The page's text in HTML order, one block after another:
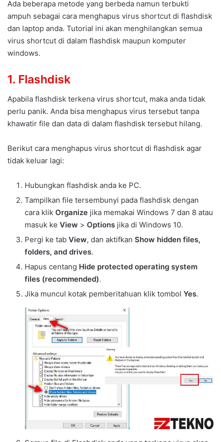
Ada beberapa metode yang berbeda namun terbukti
ampuh sebagai cara menghapus virus shortcut di flashdisk
dan laptop anda. Tutorial ini akan menghilangkan semua
virus shortcut di dalam flashdisk maupun komputer
windows.
1. Flashdisk
Apabila flashdisk terkena virus shortcut, maka anda tidak
perlu panik. Anda bisa menghapus virus tersebut tanpa
khawatir file dan data di dalam flashdisk tersebut hilang.
Berikut cara menghapus virus shortcut di flashdisk agar
tidak keluar lagi:
Hubungkan flashdisk anda ke PC.
Tampilkan file tersembunyi pada flashdisk dengan
cara klik Organize jika memakai Windows 7 dan 8 atau
masuk ke View > Options jika di Windows 10.
Pergi ke tab View, dan aktifkan Show hidden files,
folders, and drives.
Hapus centang Hide protected operating system
files (recommended).
Jika muncul kotak pemberitahuan klik tombol Yes.